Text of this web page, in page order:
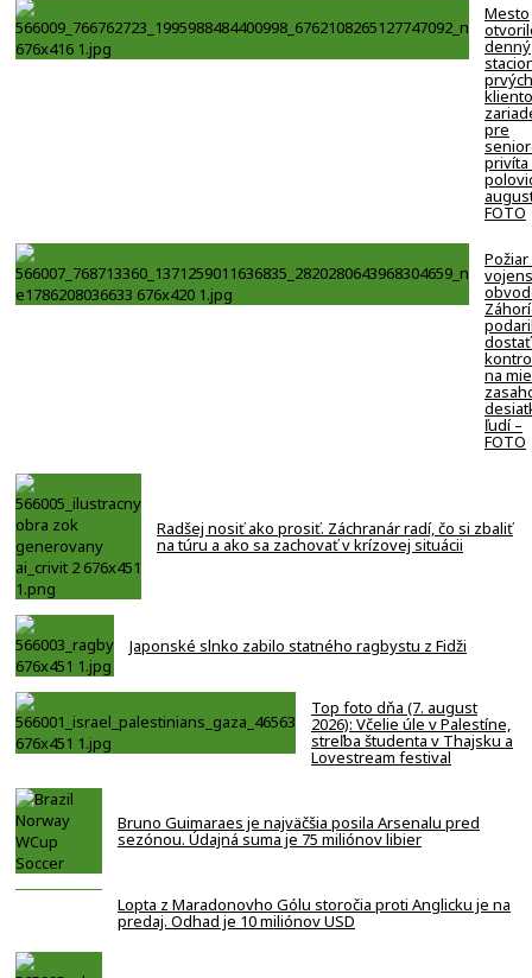
Mesto
denný
prvých
pre
privíta
FOTO
na
ľudí –
FOTO
Radšej nosiť ako prosiť. Záchranár radí, čo si zbaliť
na túru a ako sa zachovať v krízovej situácii
Japonské slnko zabilo statného ragbystu z Fidži
Top foto dňa (7. august
2026): Včelie úle v Palestíne,
streľba študenta v Thajsku a
Lovestream festival
Bruno Guimaraes je najväčšia posila Arsenalu pred
sezónou. Údajná suma je 75 miliónov libier
Lopta z Maradonovho Gólu storočia proti Anglicku je na
predaj. Odhad je 10 miliónov USD